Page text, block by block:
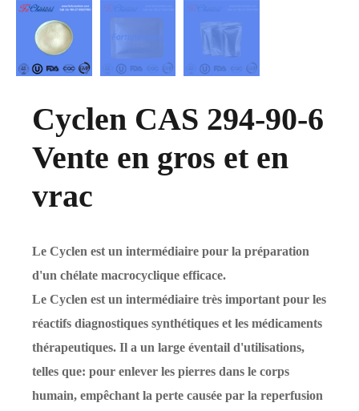
Cyclen CAS 294-90-6
Vente en gros et en
vrac
Le Cyclen est un intermédiaire pour la préparation
d'un chélate macrocyclique efficace.
Le Cyclen est un intermédiaire très important pour les
réactifs diagnostiques synthétiques et les médicaments
thérapeutiques. Il a un large éventail d'utilisations,
telles que: pour enlever les pierres dans le corps
humain, empêchant la perte causée par la reperfusion